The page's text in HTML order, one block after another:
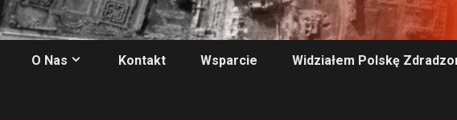
O Nas Kontakt Wsparcie Widziałem Polskę